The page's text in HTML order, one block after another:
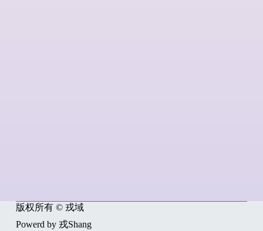
版权所有 © 戎域
Powerd by 戎Shang